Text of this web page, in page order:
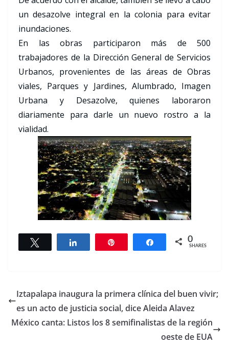
un desazolve integral en la colonia para evitar
inundaciones.
En las obras participaron más de 500
trabajadores de la Dirección General de Servicios
Urbanos, provenientes de las áreas de Obras
viales, Parques y Jardines, Alumbrado, Imagen
Urbana y Desazolve, quienes laboraron
diariamente para darle un nuevo rostro a la
vialidad.
Share 0
SHARES
Iztapalapa inaugura la primera clínica del buen vivir;
es un acto de justicia social, dice Aleida Alavez
México canta: Listos los 8 semifinalistas de la región
oeste de EUA